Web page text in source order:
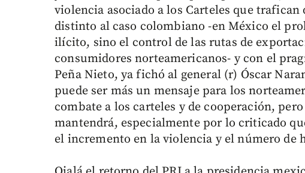
violencia asociado a los Carteles que
distinto al caso colombiano -en México el
ilícito, sino el control de las rutas de
consumidores norteamericanos- y con el
Peña Nieto, ya fichó al general (r) Óscar
puede ser más un mensaje para los
combate a los carteles y de cooperación,
mantendrá, especialmente por lo criticado
el incremento en la violencia y el número de